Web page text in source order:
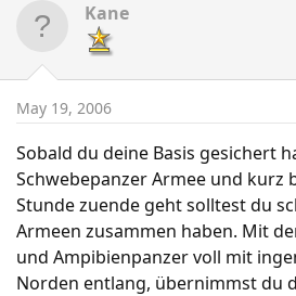
Kane
May 19, 2006
Sobald du deine Basis gesichert
Schwebepanzer Armee und kurz
Stunde zuende geht solltest du
Armeen zusammen haben. Mit
und Ampibienpanzer voll mit
Norden entlang, übernimmst du